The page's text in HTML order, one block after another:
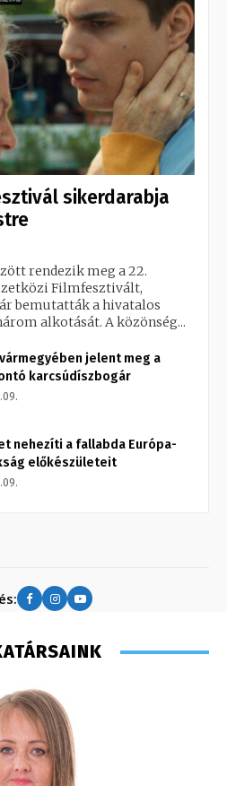
sikerdarabja
rendezik meg a 22.
Filmfesztivált,
bemutatták a hivatalos
alkotását. A közönség...
jelent meg a
karcsúdíszbogár
nehezíti a fallabda Európa-
előkészületeit